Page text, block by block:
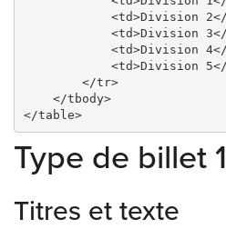
</table>
Type de billet 1
Titres et texte